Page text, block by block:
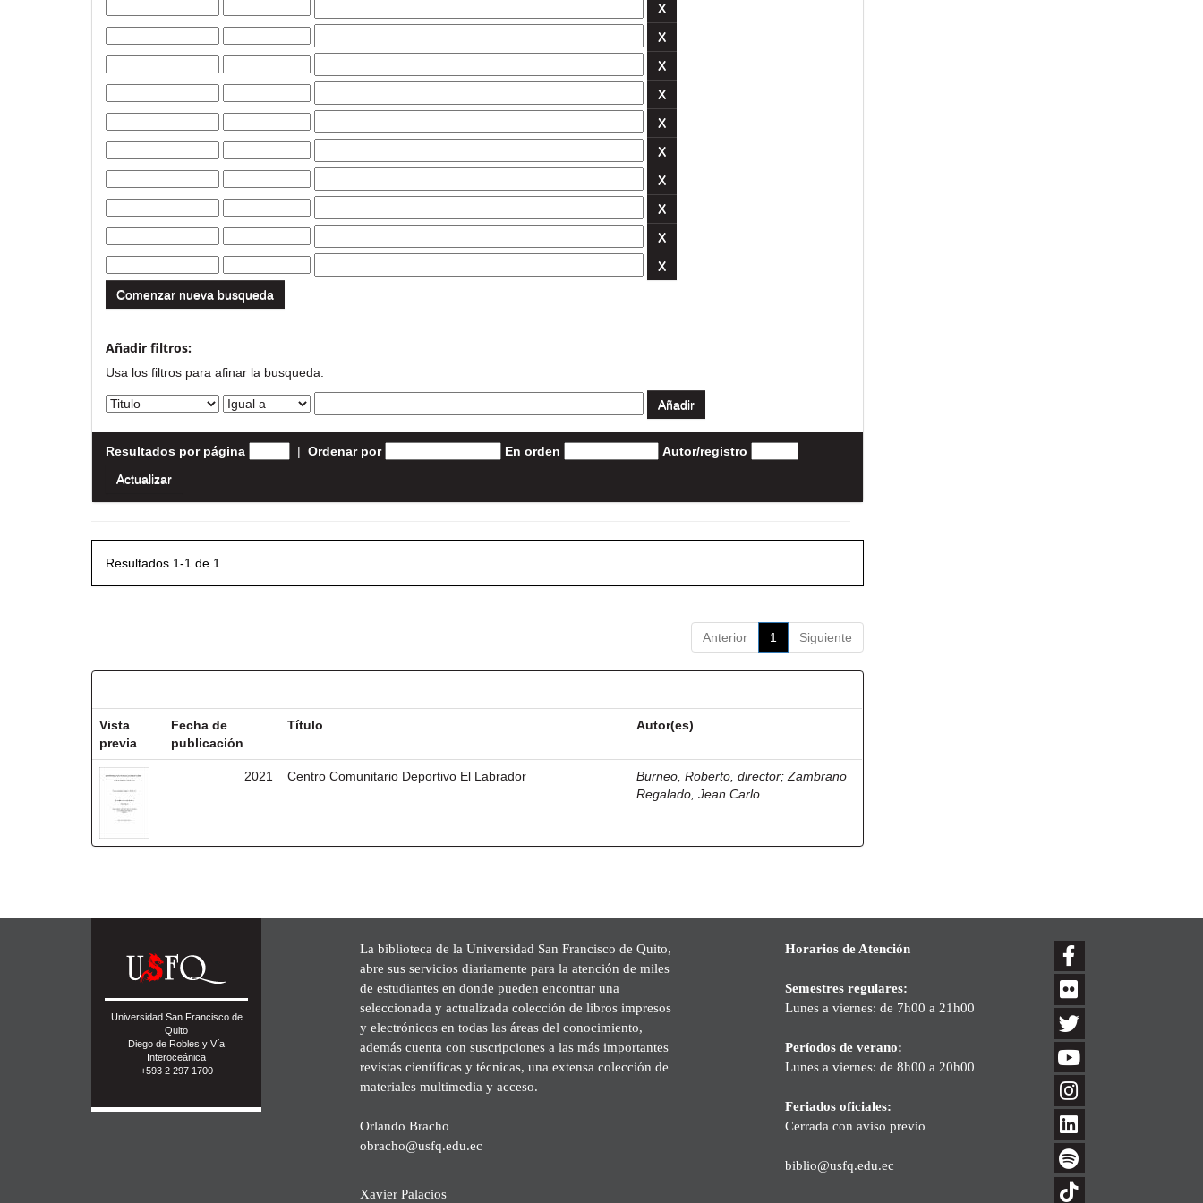
Comenzar nueva busqueda
Añadir filtros:
Usa los filtros para afinar la busqueda.
Resultados por página | Ordenar por En orden Autor/registro
Resultados 1-1 de 1.
Anterior 1 Siguiente
Vista
previa
Fecha de
publicación
Título Autor(es)
2021 Centro Comunitario Deportivo El Labrador Burneo, Roberto, director;Zambrano
Regalado, Jean Carlo
Universidad San Francisco de
Quito
Diego de Robles y Vía
Interoceánica
+593 2 297 1700
La biblioteca de la Universidad San Francisco de Quito,
abre sus servicios diariamente para la atención de miles
de estudiantes en donde pueden encontrar una
seleccionada y actualizada colección de libros impresos
y electrónicos en todas las áreas del conocimiento,
además cuenta con suscripciones a las más importantes
revistas científicas y técnicas, una extensa colección de
materiales multimedia y acceso.
Orlando Bracho
obracho@usfq.edu.ec
Xavier Palacios
Horarios de Atención
Semestres regulares:
Lunes a viernes: de 7h00 a 21h00
Períodos de verano:
Lunes a viernes: de 8h00 a 20h00
Feriados oficiales:
Cerrada con aviso previo
biblio@usfq.edu.ec